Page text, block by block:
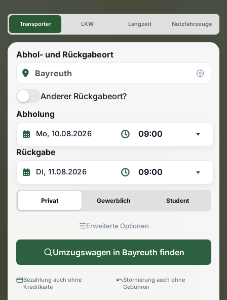
Umzugswagen Vermietung
Transporter LKW Langzeit Nutzfahrzeuge
Abhol- und Rückgabeort
Anderer Rückgabeort?
Abholung
09:00
Rückgabe
09:00
Privat Gewerblich Student
Erweiterte Optionen
Umzugswagen in Bayreuth finden
Bezahlung auch ohne
Kreditkarte
Stornierung auch ohne
Gebühren